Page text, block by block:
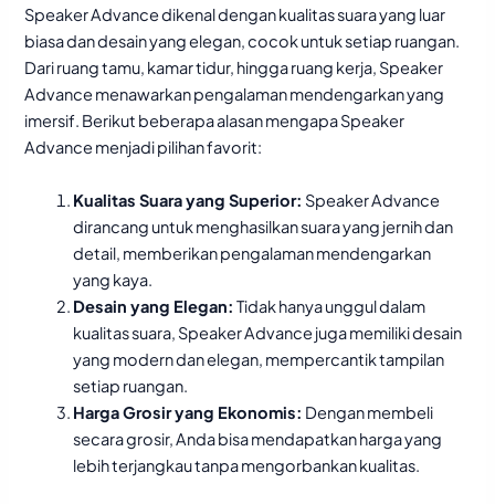
Speaker Advance dikenal dengan kualitas suara yang luar
biasa dan desain yang elegan, cocok untuk setiap ruangan.
Dari ruang tamu, kamar tidur, hingga ruang kerja, Speaker
Advance menawarkan pengalaman mendengarkan yang
imersif. Berikut beberapa alasan mengapa Speaker
Advance menjadi pilihan favorit:
Kualitas Suara yang Superior: Speaker Advance
dirancang untuk menghasilkan suara yang jernih dan
detail, memberikan pengalaman mendengarkan
yang kaya.
Desain yang Elegan: Tidak hanya unggul dalam
kualitas suara, Speaker Advance juga memiliki desain
yang modern dan elegan, mempercantik tampilan
setiap ruangan.
Harga Grosir yang Ekonomis: Dengan membeli
secara grosir, Anda bisa mendapatkan harga yang
lebih terjangkau tanpa mengorbankan kualitas.